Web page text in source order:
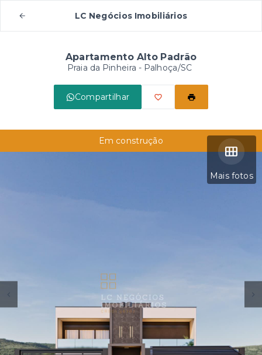
LC Negócios Imobiliários
Apartamento Alto Padrão
Praia da Pinheira - Palhoça/SC
Compartilhar
Mais fotos
Em construção